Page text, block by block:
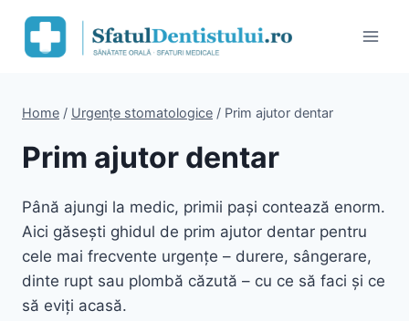
content
Home / Urgențe stomatologice / Prim ajutor dentar
Prim ajutor dentar
Până ajungi la medic, primii pași contează enorm.
Aici găsești ghidul de prim ajutor dentar pentru
cele mai frecvente urgențe – durere, sângerare,
dinte rupt sau plombă căzută – cu ce să faci și ce
să eviți acasă.